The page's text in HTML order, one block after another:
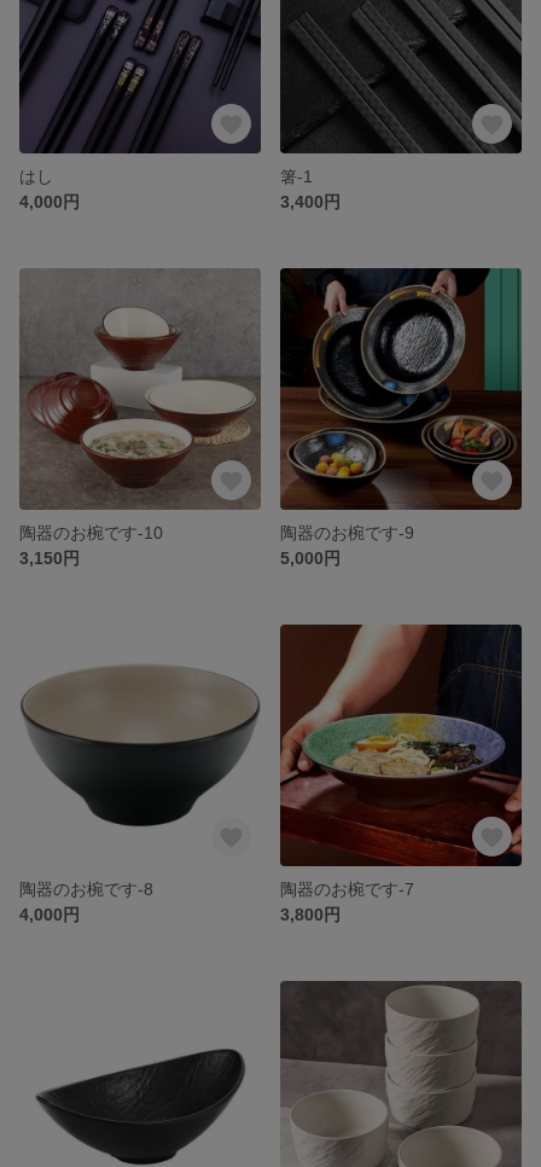
はし
4,000円
箸-1
3,400円
陶器のお椀です-10
3,150円
陶器のお椀です-9
5,000円
陶器のお椀です-8
4,000円
陶器のお椀です-7
3,800円